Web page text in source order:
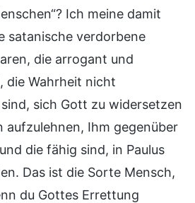
Ich meine damit
satanische verdorbene
die arrogant und
die Wahrheit nicht
sich Gott zu widersetzen
aufzulehnen, Ihm gegenüber
die fähig sind, in Paulus
Das ist die Sorte Mensch,
du Gottes Errettung